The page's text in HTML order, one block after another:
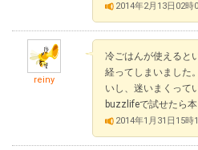
2014年2月13日02時
reiny
冷ごはんが使えると
経ってしまいました
いし、迷いまくって
buzzlifeで試せたら
2014年1月31日15時